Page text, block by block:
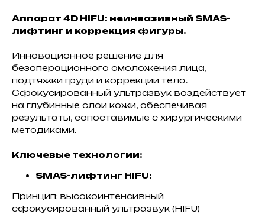
Аппарат 4D HIFU: неинвазивный SMAS-
лифтинг и коррекция фигуры.
Инновационное решение для
безоперационного омоложения лица,
подтяжки груди и коррекции тела.
Сфокусированный ультразвук воздействует
на глубинные слои кожи, обеспечивая
результаты, сопоставимые с хирургическими
методиками.
Ключевые технологии:
SMAS-лифтинг HIFU:
Принцип: высокоинтенсивный
сфокусированный ультразвук (HIFU)